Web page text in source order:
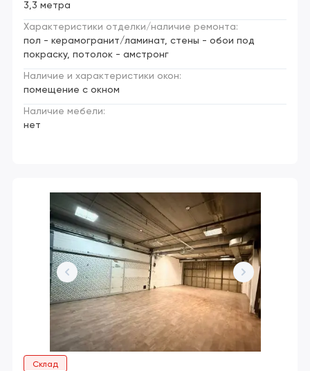
3,3 метра
Характеристики отделки/наличие ремонта:
пол - керамогранит/ламинат, стены - обои под
покраску, потолок - амстронг
Наличие и характеристики окон:
помещение с окном
Наличие мебели:
нет
Склад